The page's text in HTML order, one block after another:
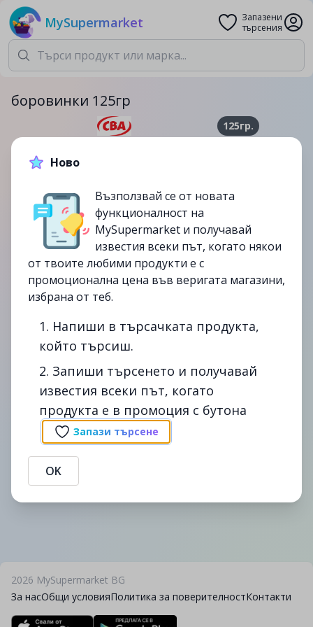
MySupermarket
Запазени
търсения
боровинки 125гр
125гр.
3.49лв.
27/08
СподелиСигнал
Промоции на боровинки 125гр в cba. Сравни цените на
боровинки 125гр в България - спести време и пари с
помощта на mysupermarket.bg
Предоставената информация е публична. В случай, че
никого.
2026 MySupermarket BG
За насОбщи условияПолитика за поверителностКонтакти
Ново
Възползвай се от новата
функционалност на
MySupermarket и получавай
известия всеки път, когато някои
от твоите любими продукти е с
промоционална цена във веригата магазини,
избрана от теб.
1. Напиши в търсачката продукта,
който търсиш.
2. Запиши търсенето и получавай
известия всеки път, когато
продукта е в промоция с бутона
Запази търсене
OK